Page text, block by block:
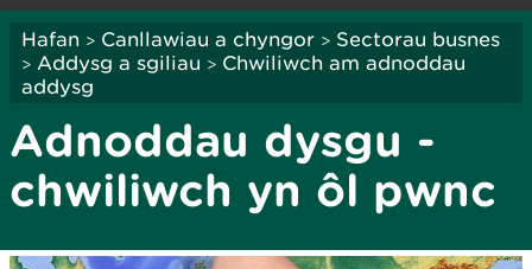
Hafan > Canllawiau a chyngor > Sectorau busnes
> Addysg a sgiliau > Chwiliwch am adnoddau
addysg
Adnoddau dysgu -
chwiliwch yn ôl pwnc